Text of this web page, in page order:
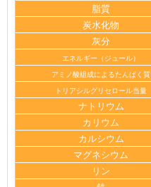
脂質
炭水化物
灰分
エネルギー（ジュール）
アミノ酸組成によるたんぱく質
トリアシルグリセロール当量
ナトリウム
カリウム
カルシウム
マグネシウム
リン